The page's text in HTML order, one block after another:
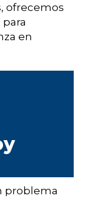
ofrecemos
en
problema